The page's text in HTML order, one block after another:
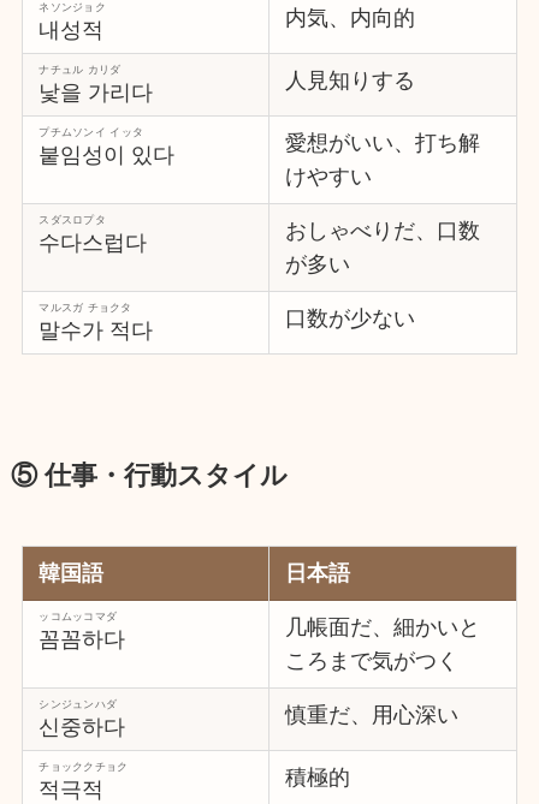
내성적
ネソンジョク 内気、内向的
낯을 가리다
ナチュル カリダ 人見知りする
붙임성이 있다
プチムソンイ イッタ
愛想がいい、打ち解
けやすい
수다스럽다
スダスロプタ
おしゃべりだ、口数
が多い
말수가 적다
マルスガ チョクタ 口数が少ない
⑤ 仕事・行動スタイル
韓国語 日本語
꼼꼼하다
ッコムッコマダ
几帳面だ、細かいと
ころまで気がつく
신중하다
シンジュンハダ 慎重だ、用心深い
적극적
チョッククチョク 積極的